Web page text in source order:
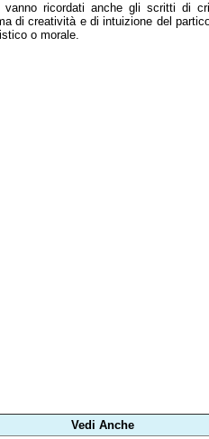
vanno ricordati anche gli scritti di
di creatività e di intuizione del
o morale.
Vedi Anche